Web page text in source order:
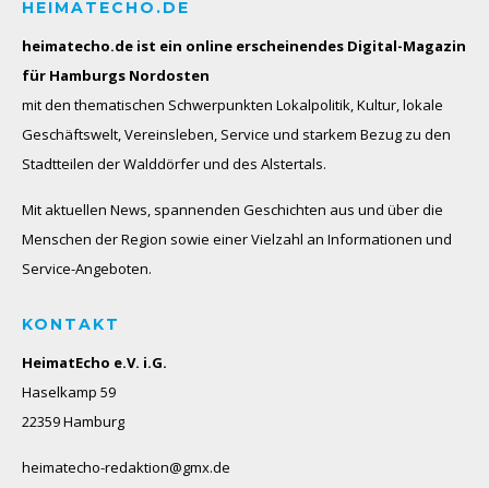
HEIMATECHO.DE
heimatecho.de ist ein online erscheinendes Digital-Magazin
für Hamburgs Nordosten
mit den thematischen Schwerpunkten Lokalpolitik, Kultur, lokale
Geschäftswelt, Vereinsleben, Service und starkem Bezug zu den
Stadtteilen der Walddörfer und des Alstertals.
Mit aktuellen News, spannenden Geschichten aus und über die
Menschen der Region sowie einer Vielzahl an Informationen und
Service-Angeboten.
KONTAKT
HeimatEcho e.V. i.G.
Haselkamp 59
22359 Hamburg
heimatecho-redaktion@gmx.de